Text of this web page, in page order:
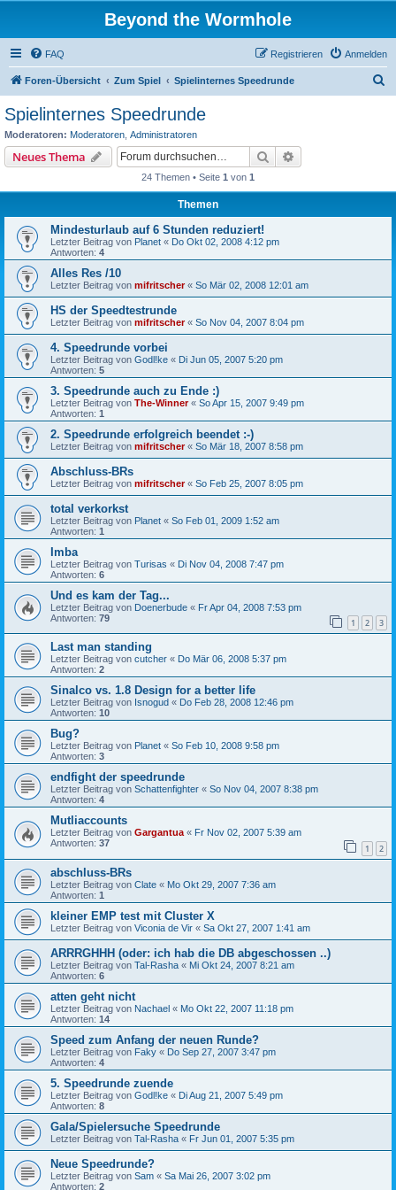
Beyond the Wormhole
FAQ Anmelden
Registrieren
Foren-Übersicht Zum Spiel Spielinternes Speedrunde
Spielinternes Speedrunde
Moderatoren: Moderatoren Administratoren
Neues Thema Suche
24 Themen • Seite 1 von 1
Themen
Mindesturlaub auf 6 Stunden reduziert!
Letzter Beitrag von Planet « Do Okt 02, 2008 4:12 pm
Antworten: 4
Alles Res /10
Letzter Beitrag von mifritscher« So Mär 02, 2008 12:01 am
HS der Speedtestrunde
Letzter Beitrag von mifritscher« So Nov 04, 2007 8:04 pm
4. Speedrunde vorbei
Letzter Beitrag von Godl!ke « Di Jun 05, 2007 5:20 pm
Antworten: 5
3. Speedrunde auch zu Ende :)
Letzter Beitrag von The-Winner« So Apr 15, 2007 9:49 pm
Antworten: 1
2. Speedrunde erfolgreich beendet :-)
Letzter Beitrag von mifritscher« So Mär 18, 2007 8:58 pm
Abschluss-BRs
Letzter Beitrag von mifritscher« So Feb 25, 2007 8:05 pm
total verkorkst
Letzter Beitrag von Planet « So Feb 01, 2009 1:52 am
Antworten: 1
Imba
Letzter Beitrag von Turisas « Di Nov 04, 2008 7:47 pm
Antworten: 6
Und es kam der Tag...
Letzter Beitrag von Doenerbude « Fr Apr 04, 2008 7:53 pm
Antworten: 79 1 2 3
Last man standing
Letzter Beitrag von cutcher « Do Mär 06, 2008 5:37 pm
Antworten: 2
Sinalco vs. 1.8 Design for a better life
Letzter Beitrag von Isnogud « Do Feb 28, 2008 12:46 pm
Antworten: 10
Bug?
Letzter Beitrag von Planet « So Feb 10, 2008 9:58 pm
Antworten: 3
endfight der speedrunde
Letzter Beitrag von Schattenfighter « So Nov 04, 2007 8:38 pm
Antworten: 4
Mutliaccounts
Letzter Beitrag von Gargantua « Fr Nov 02, 2007 5:39 am
Antworten: 37 1 2
abschluss-BRs
Letzter Beitrag von Clate « Mo Okt 29, 2007 7:36 am
Antworten: 1
kleiner EMP test mit Cluster X
Letzter Beitrag von Viconia de Vir « Sa Okt 27, 2007 1:41 am
ARRRGHHH (oder: ich hab die DB abgeschossen ..)
Letzter Beitrag von Tal-Rasha « Mi Okt 24, 2007 8:21 am
Antworten: 6
atten geht nicht
Letzter Beitrag von Nachael « Mo Okt 22, 2007 11:18 pm
Antworten: 14
Speed zum Anfang der neuen Runde?
Letzter Beitrag von Faky « Do Sep 27, 2007 3:47 pm
Antworten: 4
5. Speedrunde zuende
Letzter Beitrag von Godl!ke « Di Aug 21, 2007 5:49 pm
Antworten: 8
Gala/Spielersuche Speedrunde
Letzter Beitrag von Tal-Rasha « Fr Jun 01, 2007 5:35 pm
Neue Speedrunde?
Letzter Beitrag von Sam « Sa Mai 26, 2007 3:02 pm
Antworten: 2